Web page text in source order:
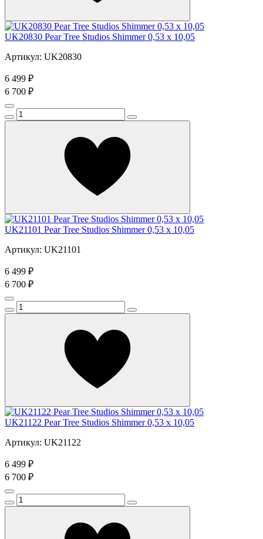
UK20830 Pear Tree Studios Shimmer 0,53 x 10,05
Артикул: UK20830
6 499 ₽
6 700 ₽
UK21101 Pear Tree Studios Shimmer 0,53 x 10,05
Артикул: UK21101
6 499 ₽
6 700 ₽
UK21122 Pear Tree Studios Shimmer 0,53 x 10,05
Артикул: UK21122
6 499 ₽
6 700 ₽